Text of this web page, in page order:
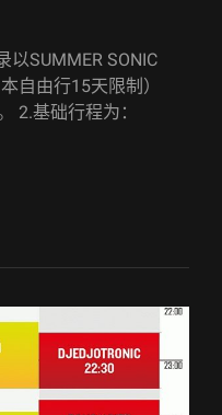
以SUMMER SONIC
自由行15天限制）
2.基础行程为：